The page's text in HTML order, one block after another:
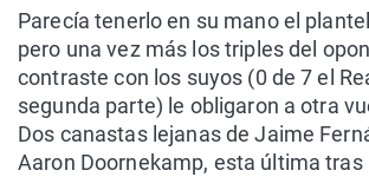
Parecía tenerlo en su mano el
pero una vez más los triples del
contraste con los suyos (0 de 7 el
segunda parte) le obligaron a otra
Dos canastas lejanas de Jaime
Aaron Doornekamp, esta última tras